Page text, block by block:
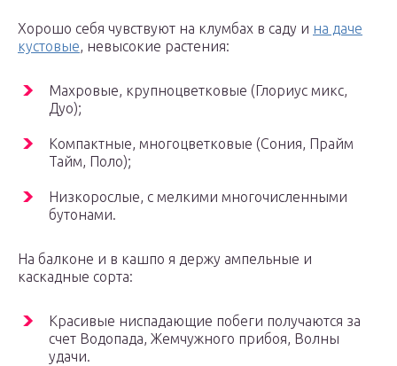
Хорошо себя чувствуют на клумбах в саду и на даче
кустовые, невысокие растения:
Махровые, крупноцветковые (Глориус микс,
Дуо);
Компактные, многоцветковые (Сония, Прайм
Тайм, Поло);
Низкорослые, с мелкими многочисленными
бутонами.
На балконе и в кашпо я держу ампельные и
каскадные сорта:
Красивые ниспадающие побеги получаются за
счет Водопада, Жемчужного прибоя, Волны
удачи.